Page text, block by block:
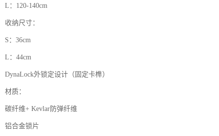
L：120-140cm
收纳尺寸：
S：36cm
L：44cm
DynaLock外锁定设计（固定卡榫）
材质：
碳纤维+ Kevlar防弹纤维
铝合金锁片